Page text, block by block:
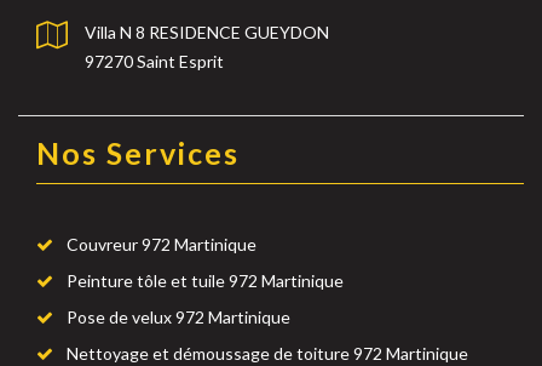
Villa N 8 RESIDENCE GUEYDON
97270 Saint Esprit
Nos Services
Couvreur 972 Martinique
Peinture tôle et tuile 972 Martinique
Pose de velux 972 Martinique
Nettoyage et démoussage de toiture 972 Martinique